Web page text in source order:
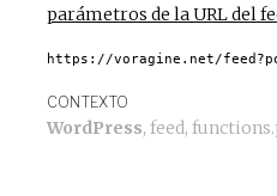
parámetros de la URL del
https://voragine.net/
CONTEXTO
WordPress, feed,